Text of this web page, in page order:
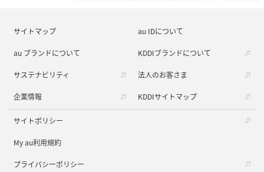
サイトマップ au IDについて
au ブランドについて KDDIブランドについて
サステナビリティ 法人のお客さま
企業情報 KDDIサイトマップ
サイトポリシー
My au利用規約
プライバシーポリシー